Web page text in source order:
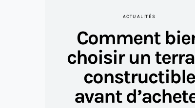
ACTUALITÉS
Comment
choisir un
constructible
avant